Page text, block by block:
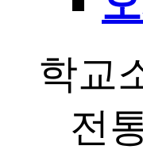
학교
전